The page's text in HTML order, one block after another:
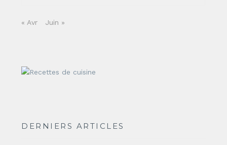
« Avr Juin »
DERNIERS ARTICLES